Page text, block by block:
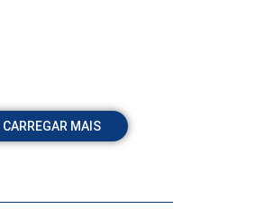
CARREGAR MAIS